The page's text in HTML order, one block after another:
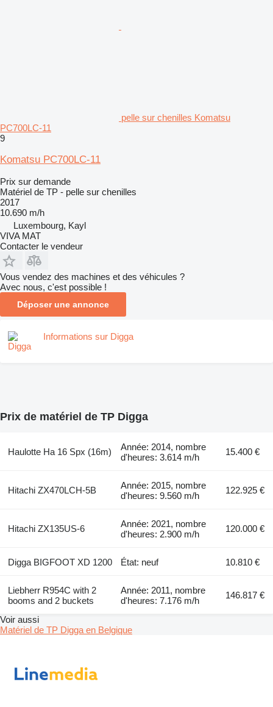
pelle sur chenilles Komatsu
PC700LC-11
9
Komatsu PC700LC-11
Prix sur demande
Matériel de TP - pelle sur chenilles
2017
10.690 m/h
Luxembourg, Kayl
VIVA MAT
Contacter le vendeur
Vous vendez des machines et des véhicules ?
Avec nous, c'est possible !
Déposer une annonce
Informations sur Digga
Prix de matériel de TP Digga
Haulotte Ha 16 Spx (16m)
Année: 2014, nombre
d'heures: 3.614 m/h
15.400 €
Hitachi ZX470LCH-5B
Année: 2015, nombre
d'heures: 9.560 m/h
122.925 €
Hitachi ZX135US-6
Année: 2021, nombre
d'heures: 2.900 m/h
120.000 €
Digga BIGFOOT XD 1200 État: neuf 10.810 €
Liebherr R954C with 2
booms and 2 buckets
Année: 2011, nombre
d'heures: 7.176 m/h
146.817 €
Voir aussi
Matériel de TP Digga en Belgique